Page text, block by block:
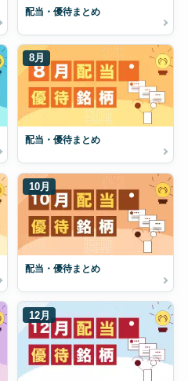
配当・優待まとめ
8月
配当・優待まとめ
10月
配当・優待まとめ
12月